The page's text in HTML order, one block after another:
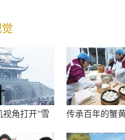
视角打开“雪 传承百年的蟹